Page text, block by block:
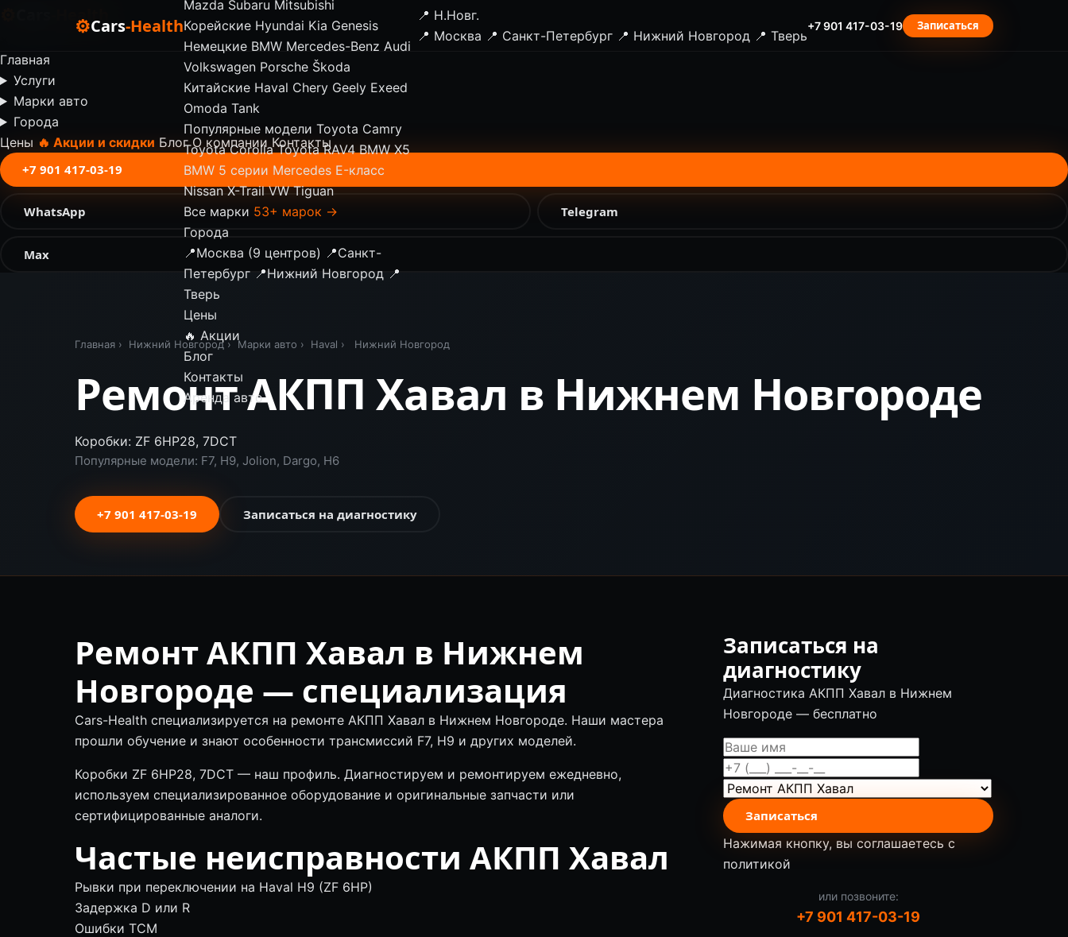
⚙Cars-Health
Mazda Subaru Mitsubishi
Корейские Hyundai Kia Genesis
Немецкие BMW Mercedes-Benz Audi
Volkswagen Porsche Škoda
Китайские Haval Chery Geely Exeed
Omoda Tank
Популярные модели Toyota Camry
Toyota Corolla Toyota RAV4 BMW X5
BMW 5 серии Mercedes E-класс
Nissan X-Trail VW Tiguan
Все марки 53+ марок →
Города
📍Москва (9 центров) 📍Санкт-
Петербург 📍Нижний Новгород 📍
Тверь
Цены
🔥 Акции
Блог
Контакты
Аренда авто
📍 Н.Новг.
📍 Москва 📍 Санкт-Петербург 📍 Нижний Новгород 📍 Тверь
+7 901 417-03-19 Записаться
-Health
Главная
Услуги
Марки авто
Города
Цены 🔥 Акции и скидки Блог О компании Контакты
+7 901 417-03-19
WhatsApp Telegram
Max
Главная › Нижний Новгород › Марки авто › Haval › Нижний Новгород
Ремонт АКПП Хавал в Нижнем Новгороде
Коробки: ZF 6HP28, 7DCT
Популярные модели: F7, H9, Jolion, Dargo, H6
+7 901 417-03-19 Записаться на диагностику
Ремонт АКПП Хавал в Нижнем
Новгороде — специализация
Cars-Health специализируется на ремонте АКПП Хавал в Нижнем Новгороде. Наши мастера
прошли обучение и знают особенности трансмиссий F7, H9 и других моделей.
Коробки ZF 6HP28, 7DCT — наш профиль. Диагностируем и ремонтируем ежедневно,
используем специализированное оборудование и оригинальные запчасти или
сертифицированные аналоги.
Частые неисправности АКПП Хавал
Рывки при переключении на Haval H9 (ZF 6HP)
Задержка D или R
Ошибки TCM
Записаться на
диагностику
Диагностика АКПП Хавал в Нижнем
Новгороде — бесплатно
Записаться
Нажимая кнопку, вы соглашаетесь с
политикой
или позвоните:
+7 901 417-03-19